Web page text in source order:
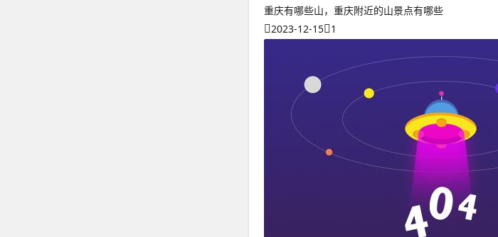
重庆有哪些山，重庆附近的山景点有哪些
2023-12-15 1